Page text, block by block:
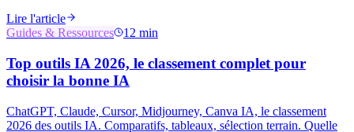
Lire l'article
Guides & Ressources
12 min
Top outils IA 2026, le classement complet pour
choisir la bonne IA
ChatGPT, Claude, Cursor, Midjourney, Canva IA, le classement
2026 des outils IA. Comparatifs, tableaux, sélection terrain. Quelle